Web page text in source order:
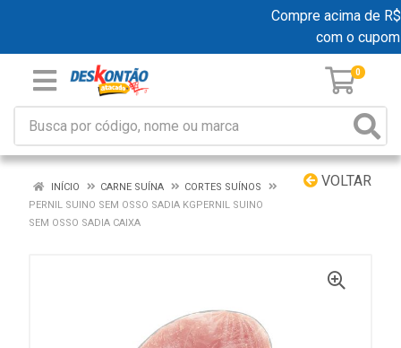
Compre acima de
com o cupom
0
VOLTAR
INÍCIO CARNE SUÍNA
CORTES SUÍNOS
PERNIL SUINO SEM OSSO SADIA KGPERNIL SUINO
SEM OSSO SADIA CAIXA